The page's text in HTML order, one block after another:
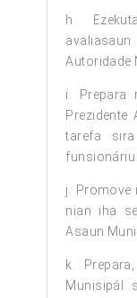
h.
Autoridade
i. Prepara
Prezidente
tarefa
funsionáriu
j. Promove
nian iha
Asaun
k.
Munisipál